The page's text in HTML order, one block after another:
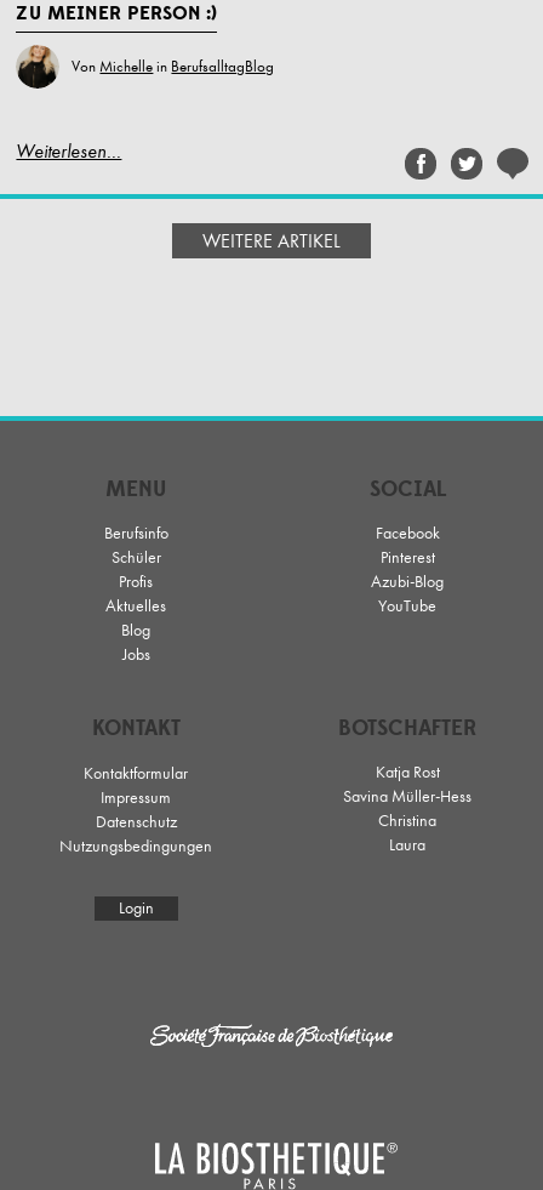
ZU MEINER PERSON :)
VonMichelle in BerufsalltagBlog
Weiterlesen...
MENU
Berufsinfo
Schüler
Profis
Aktuelles
Blog
Jobs
SOCIAL
Facebook
Pinterest
Azubi-Blog
YouTube
KONTAKT
Kontaktformular
Impressum
Datenschutz
Nutzungsbedingungen
Login
BOTSCHAFTER
Katja Rost
Savina Müller-Hess
Christina
Laura